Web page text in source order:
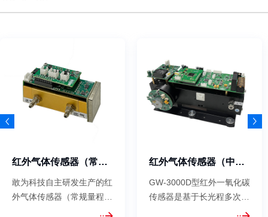
红外气体传感器（常规量程）
敢为科技自主研发生产的红
外气体传感器（常规量程）
GW-3000B基于单光束双波
红外气体传感器（中低量程)
GW-3000D型红外一氧化碳
传感器是基于长光程多次反